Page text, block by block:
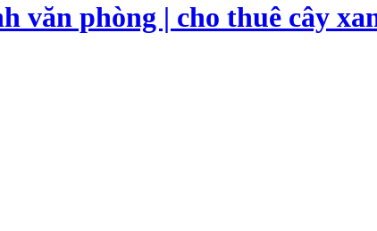
văn phòng | cho thuê cây